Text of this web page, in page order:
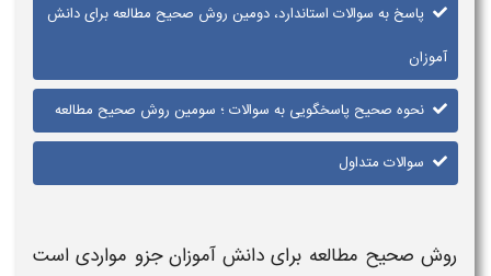
پاسخ به سوالات استاندارد، دومین روش صحیح مطالعه برای دانش
آموزان
نحوه صحیح پاسخگویی به سوالات ؛ سومین روش صحیح مطالعه
سوالات متداول
روش صحیح مطالعه برای دانش آموزانجزو مواردی است